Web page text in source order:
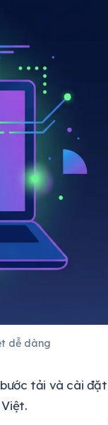
dễ dàng
tải và cài